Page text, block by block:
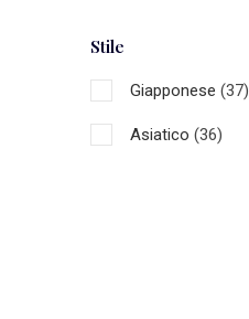
Stile
Giapponese (37)
Asiatico (36)